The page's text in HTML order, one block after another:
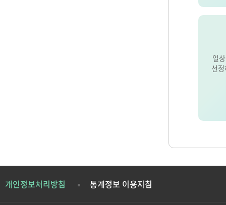
일
선
개인정보처리방침 통계정보 이용지침